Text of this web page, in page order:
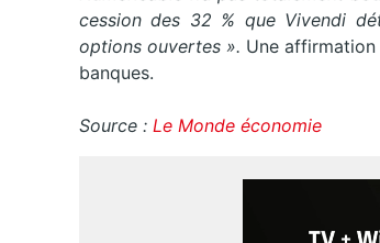
cession des 32 % que Vivendi
options ouvertes ». Une
banques.
Source : Le Monde économie